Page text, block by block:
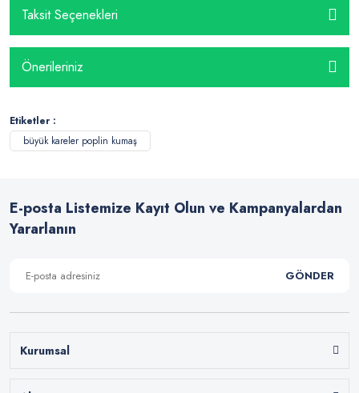
Taksit Seçenekleri
Önerileriniz
Etiketler :
büyük kareler poplin kumaş
E-posta Listemize Kayıt Olun ve Kampanyalardan
Yararlanın
GÖNDER
Kurumsal